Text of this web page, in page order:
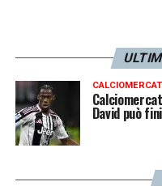
David può